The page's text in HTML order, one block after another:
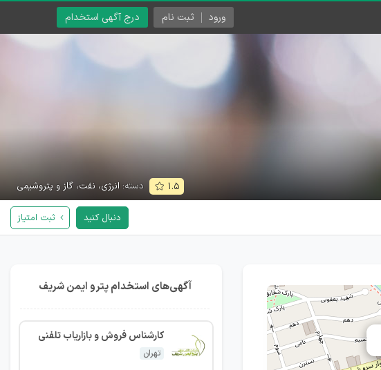
درج آگهی استخدام ورود ثبت نام
۱.۵ دسته: انرژی، نفت، گاز و پتروشیمی
دنبال کنید ثبت امتیاز
آگهی‌های استخدام پترو ایمن شریف
کارشناس فروش و بازاریاب تلفنی
تهران